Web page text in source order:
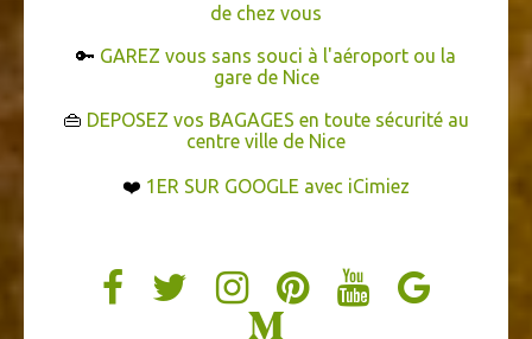
de chez vous
🔑 GAREZ vous sans souci à l'aéroport ou la
gare de Nice
👜 DEPOSEZ vos BAGAGES en toute sécurité au
centre ville de Nice
❤️ 1ER SUR GOOGLE avec iCimiez